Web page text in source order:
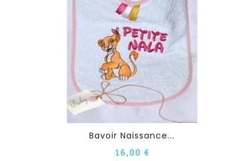
Bavoir Naissance...
16,00 €